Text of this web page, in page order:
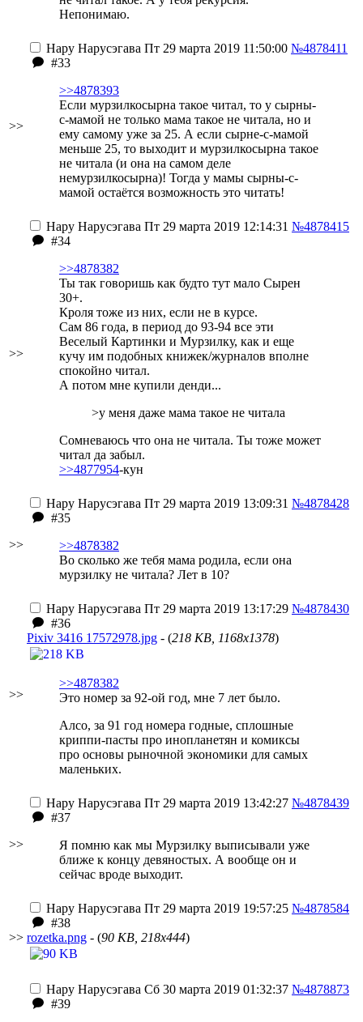
Непонимаю.
>>
Нару Нарусэгава Пт 29 марта 2019 11:50:00 №4878411
#33
>>4878393
Если мурзилкосырна такое читал, то у сырны-
с-мамой не только мама такое не читала, но и
ему самому уже за 25. А если сырне-с-мамой
меньше 25, то выходит и мурзилкосырна такое
не читала (и она на самом деле
немурзилкосырна)! Тогда у мамы сырны-с-
мамой остаётся возможность это читать!
>>
Нару Нарусэгава Пт 29 марта 2019 12:14:31 №4878415
#34
>>4878382
Ты так говоришь как будто тут мало Сырен
30+.
Кроля тоже из них, если не в курсе.
Сам 86 года, в период до 93-94 все эти
Веселый Картинки и Мурзилку, как и еще
кучу им подобных книжек/журналов вполне
спокойно читал.
А потом мне купили денди...
>у меня даже мама такое не читала
Сомневаюсь что она не читала. Ты тоже может
читал да забыл.
>>4877954-кун
>>
Нару Нарусэгава Пт 29 марта 2019 13:09:31 №4878428
#35
>>4878382
Во сколько же тебя мама родила, если она
мурзилку не читала? Лет в 10?
>>
Нару Нарусэгава Пт 29 марта 2019 13:17:29 №4878430
#36
Pixiv 3416 17572978.jpg - (218 KB, 1168x1378)
>>4878382
Это номер за 92-ой год, мне 7 лет было.
Алсо, за 91 год номера годные, сплошные
криппи-пасты про инопланетян и комиксы
про основы рыночной экономики для самых
маленьких.
>>
Нару Нарусэгава Пт 29 марта 2019 13:42:27 №4878439
#37
Я помню как мы Мурзилку выписывали уже
ближе к концу девяностых. А вообще он и
сейчас вроде выходит.
>>
Нару Нарусэгава Пт 29 марта 2019 19:57:25 №4878584
#38
rozetka.png - (90 KB, 218x444)
Нару Нарусэгава Сб 30 марта 2019 01:32:37 №4878873
#39